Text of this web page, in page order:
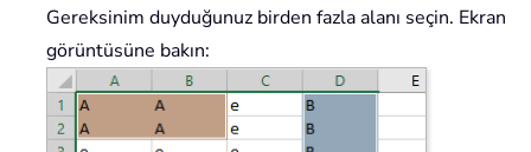
Gereksinim duyduğunuz birden fazla alanı seçin. Ekran
görüntüsüne bakın: